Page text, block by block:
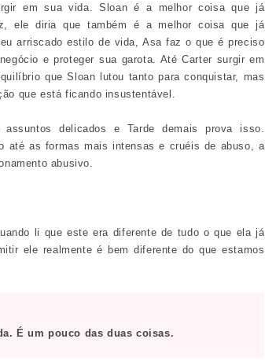
em sua vida.Sloan é a melhor coisa que já
ele diria que também é a melhor coisa que já
arriscado estilo de vida, Asa faz o que é preciso
e proteger sua garota. Até Carter surgir em
que Sloan lutou tanto para conquistar, mas
que está ficando insustentável.
delicados e Tarde demais prova isso.
até as formas mais intensas e cruéis de abuso, a
abusivo.
li que este era diferente de tudo o que ela já
ele realmente é bem diferente do que estamos
É um pouco das duas coisas.